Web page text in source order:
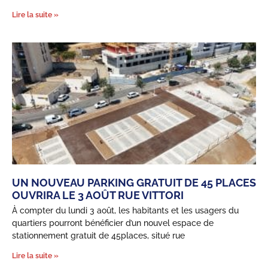
Lire la suite »
UN NOUVEAU PARKING GRATUIT DE 45 PLACES
OUVRIRA LE 3 AOÛT RUE VITTORI
À compter du lundi 3 août, les habitants et les usagers du
quartiers pourront bénéficier d’un nouvel espace de
stationnement gratuit de 45places, situé rue
Lire la suite »